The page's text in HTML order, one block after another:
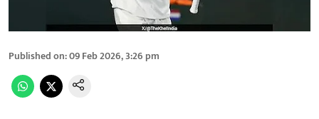
Published on:09 Feb 2026, 3:26 pm